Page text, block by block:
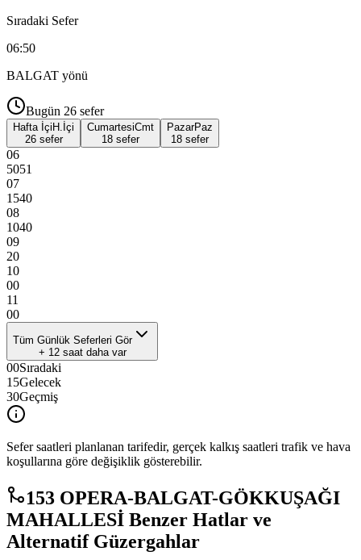
Sıradaki Sefer
06:50
BALGAT yönü
Bugün 26 sefer
Hafta İçi H.İçi
26 sefer
CumartesiCmt
18 sefer
PazarPaz
18 sefer
06
5051
07
1540
08
1040
09
20
10
00
11
00
Tüm Günlük Seferleri Gör
+ 12saat daha var
00Sıradaki
15Gelecek
30Geçmiş
Sefer saatleri planlanan tarifedir, gerçek kalkış saatleri trafik ve hava
koşullarına göre değişiklik gösterebilir.
153 OPERA-BALGAT-GÖKKUŞAĞI
MAHALLESİ Benzer Hatlar ve
Alternatif Güzergahlar